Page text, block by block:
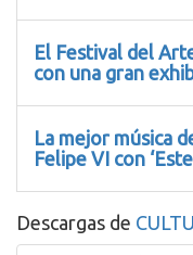
El Festival del
con una gran
La mejor música
Felipe VI con
Descargas de